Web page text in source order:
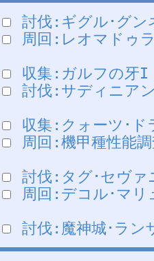
討伐:ギグル･グ
周回:レオマドゥ
収集:ガルフの
討伐:サディニ
収集:クォーツ･
周回:機甲種性能
討伐:タグ･セヴ
周回:デコル･マ
討伐:魔神城･ラ